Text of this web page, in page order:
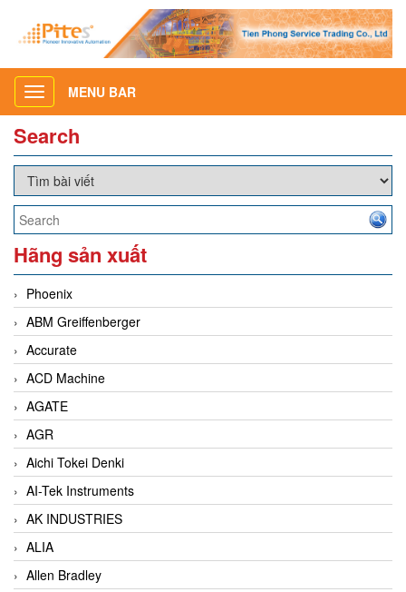
Toggle
navigation
MENU BAR
Search
Hãng sản xuất
Phoenix
ABM Greiffenberger
Accurate
ACD Machine
AGATE
AGR
Aichi Tokei Denki
AI-Tek Instruments
AK INDUSTRIES
ALIA
Allen Bradley